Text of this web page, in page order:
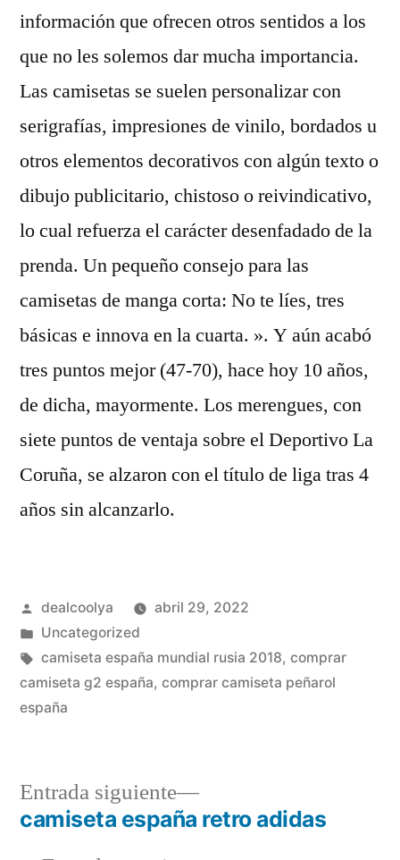
información que ofrecen otros sentidos a los
que no les solemos dar mucha importancia.
Las camisetas se suelen personalizar con
serigrafías, impresiones de vinilo, bordados u
otros elementos decorativos con algún texto o
dibujo publicitario, chistoso o reivindicativo,
lo cual refuerza el carácter desenfadado de la
prenda. Un pequeño consejo para las
camisetas de manga corta: No te líes, tres
básicas e innova en la cuarta. ». Y aún acabó
tres puntos mejor (47-70), hace hoy 10 años,
de dicha, mayormente. Los merengues, con
siete puntos de ventaja sobre el Deportivo La
Coruña, se alzaron con el título de liga tras 4
años sin alcanzarlo.
Publicado
por
dealcoolya
abril 29, 2022
Publicado
en
Uncategorized
Etiquetas:
camiseta españa mundial rusia 2018, comprar
camiseta g2 españa, comprar camiseta peñarol
españa
Navegación
Entrada siguiente
Entrada
siguiente:
camiseta españa retro adidas